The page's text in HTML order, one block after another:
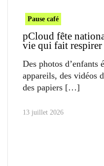
Pause café
pCloud fête
vie qui fait
Des photos d’enfants
appareils, des vidéos
des papiers
13 juillet 2026